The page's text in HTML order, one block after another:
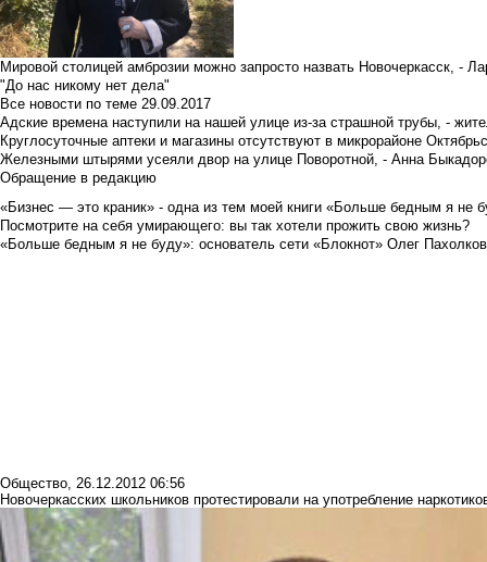
Мировой столицей амброзии можно запросто назвать Новочеркасск, -
"До нас никому нет дела"
Все новости по теме 29.09.2017
Адские времена наступили на нашей улице из-за страшной трубы, -
Круглосуточные аптеки и магазины отсутствуют в микрорайоне
Железными штырями усеяли двор на улице Поворотной, - Анна
Обращение в редакцию
«Бизнес — это краник» - одна из тем моей книги «Больше бедным я не
Посмотрите на себя умирающего: вы так хотели прожить свою жизнь?
«Больше бедным я не буду»: основатель сети «Блокнот» Олег Пахолков
Общество, 26.12.2012 06:56
Новочеркасских школьников протестировали на употребление